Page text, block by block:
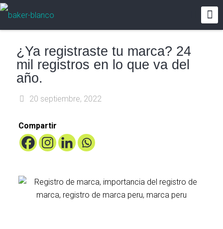
¿Ya registraste tu marca? 24
mil registros en lo que va del
año.
20 septiembre, 2022
Compartir